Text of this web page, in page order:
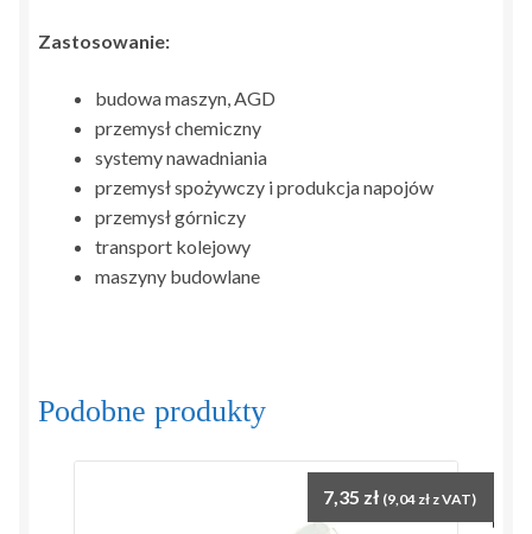
Zastosowanie:
budowa maszyn, AGD
przemysł chemiczny
systemy nawadniania
przemysł spożywczy i produkcja napojów
przemysł górniczy
transport kolejowy
maszyny budowlane
Podobne produkty
7,35 zł (9,04złz VAT)